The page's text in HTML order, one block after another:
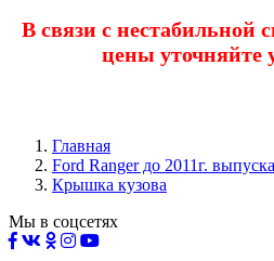
В связи с нестабильной
цены уточняйте
Главная
Ford Ranger до 2011г. выпуска
Крышка кузова
Мы в соцсетях